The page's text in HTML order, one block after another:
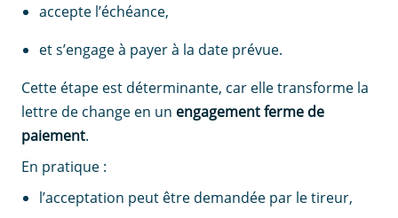
accepte l’échéance,
et s’engage à payer à la date prévue.
Cette étape est déterminante, car elle transforme la
lettre de change en un engagement ferme de
paiement.
En pratique :
l’acceptation peut être demandée par le tireur,